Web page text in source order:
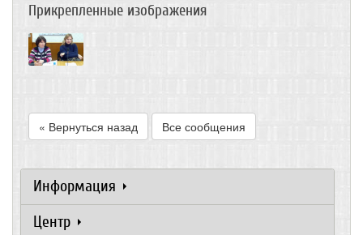
Прикрепленные изображения
« Вернуться назад Все сообщения
Информация
Центр